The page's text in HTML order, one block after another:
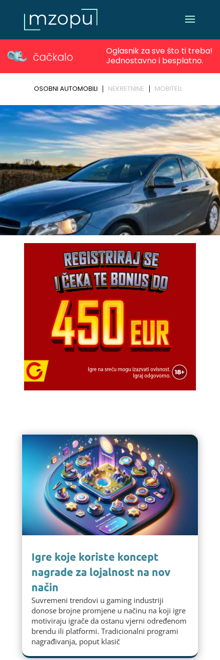
Igre koje koriste koncept
nagrade za lojalnost na nov
način
Suvremeni trendovi u gaming industriji
donose brojne promjene u načinu na koji igre
motiviraju igrače da ostanu vjerni određenom
brendu ili platformi. Tradicionalni programi
nagrađivanja, poput klasič